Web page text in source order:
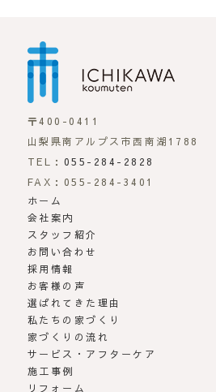
〒400-0411
山梨県南アルプス市西南湖1788
TEL： 055-284-2828
FAX：055-284-3401
ホーム
会社案内
スタッフ紹介
お問い合わせ
採用情報
お客様の声
選ばれてきた理由
私たちの家づくり
家づくりの流れ
サービス・アフターケア
施工事例
リフォーム